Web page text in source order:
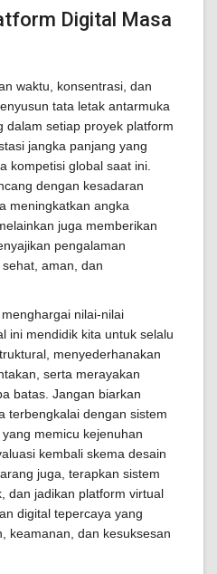
Digital Masa
waktu, konsentrasi, dan
tata letak antarmuka
dalam setiap proyek platform
jangka panjang yang
kompetisi global saat ini.
dengan kesadaran
meningkatkan angka
juga memberikan
pengalaman
aman, dan
nilai-nilai
ini mendidik kita untuk selalu
menyederhanakan
serta merayakan
batas. Jangan biarkan
terbengkalai dengan sistem
memicu kejenuhan
kembali skema desain
juga, terapkan sistem
dan jadikan platform virtual
digital tepercaya yang
keamanan, dan kesuksesan